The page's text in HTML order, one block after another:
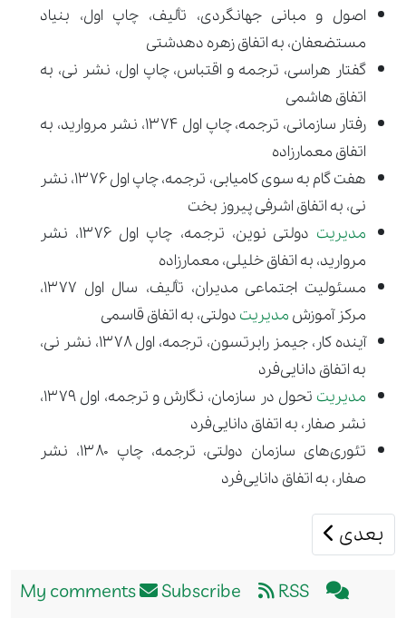
اصول و مبانی جهانگردی، تألیف، چاپ اول، بنیاد
مستضعفان، به اتفاق زهره دهدشتی
گفتار هراسی، ترجمه و اقتباس، چاپ اول، نشر نی، به
اتفاق هاشمی
رفتار سازمانی، ترجمه، چاپ اول ۱۳۷۴، نشر مروارید، به
اتفاق معمارزاده
هفت گام به سوی کامیابی، ترجمه، چاپ اول ۱۳۷۶، نشر
نی، به اتفاق اشرفی پیروز بخت
مدیریت
دولتی نوین، ترجمه، چاپ اول ۱۳۷۶، نشر
مروارید، به اتفاق خلیلی، معمارزاده
مسئولیت اجتماعی مدیران، تألیف، سال اول ۱۳۷۷،
مرکز آموزش مدیریت دولتی، به اتفاق قاسمی
آینده کار، جیمز رابرتسون، ترجمه، اول ۱۳۷۸، نشر نی،
به اتفاق دانایی‌فرد
مدیریت
تحول در سازمان، نگارش و ترجمه، اول ۱۳۷۹،
نشر صفار، به اتفاق دانایی‌فرد
تئوری‌های سازمان دولتی، ترجمه، چاپ ۱۳۸۰، نشر
صفار، به اتفاق دانایی‌فرد
مطلب بعدی: احمد روستا
بعدی
Subscribe RSS